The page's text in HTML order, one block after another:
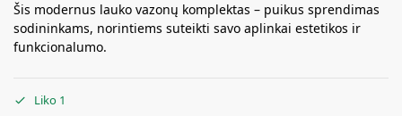
Šis modernus lauko vazonų komplektas – puikus sprendimas
sodininkams, norintiems suteikti savo aplinkai estetikos ir
funkcionalumo.
Liko 1